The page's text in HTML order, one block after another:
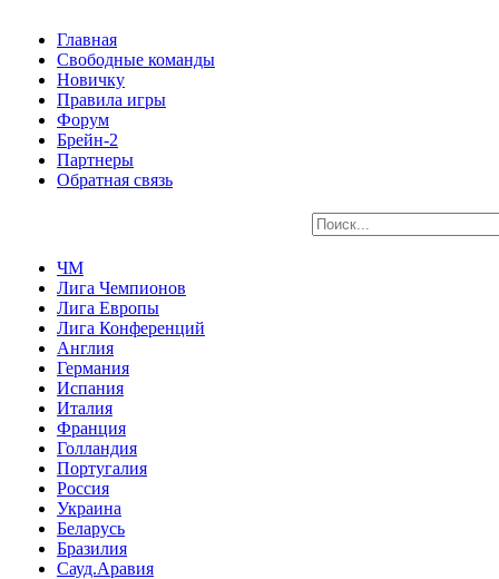
Главная
Свободные команды
Новичку
Правила игры
Форум
Брейн-2
Партнеры
Обратная связь
ЧМ
Лига Чемпионов
Лига Европы
Лига Конференций
Англия
Германия
Испания
Италия
Франция
Голландия
Португалия
Россия
Украина
Беларусь
Бразилия
Сауд.Аравия